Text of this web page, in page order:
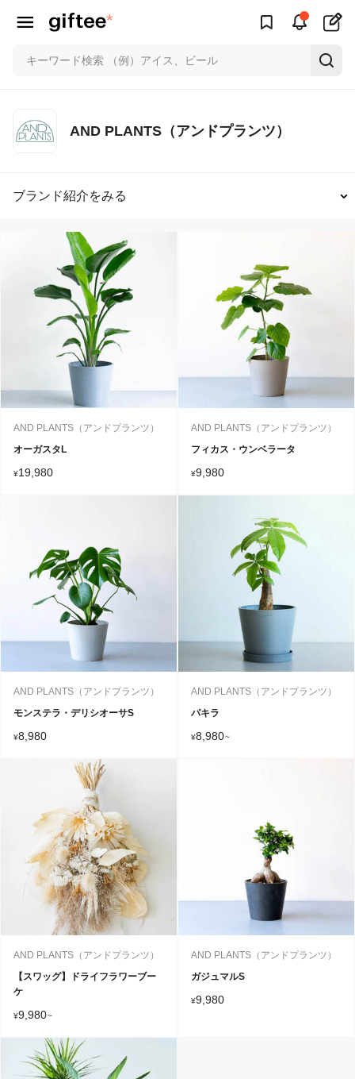
AND PLANTS（アンドプランツ）
ブランド紹介をみる
AND PLANTS（アンドプランツ）
オーガスタL
¥19,980
AND PLANTS（アンドプランツ）
フィカス・ウンベラータ
¥9,980
AND PLANTS（アンドプランツ）
モンステラ・デリシオーサS
¥8,980
AND PLANTS（アンドプランツ）
パキラ
¥8,980~
AND PLANTS（アンドプランツ）
【スワッグ】ドライフラワーブー
ケ
¥9,980~
AND PLANTS（アンドプランツ）
ガジュマルS
¥9,980